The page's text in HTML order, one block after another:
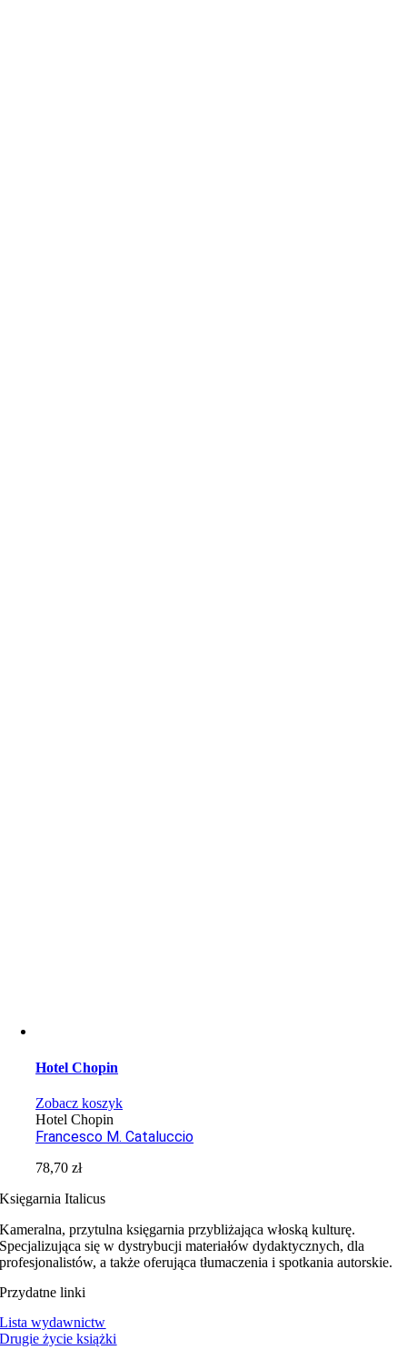
Hotel Chopin
Zobacz koszyk
Hotel Chopin
Francesco M. Cataluccio
78,70zł
Księgarnia Italicus
Kameralna, przytulna księgarnia przybliżająca włoską kulturę.
Specjalizująca się w dystrybucji materiałów dydaktycznych, dla
profesjonalistów, a także oferująca tłumaczenia i spotkania autorskie.
Przydatne linki
Lista wydawnictw
Drugie życie książki